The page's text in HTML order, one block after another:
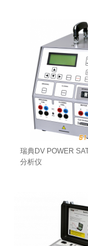
瑞典DV POWER
分析仪